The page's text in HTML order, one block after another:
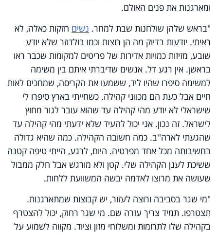
ומארגנות את פנים האולם.
"בראש שלהן שולחנות שבת למחר. נשים חזקות כאלה, לא
ראיתי. יודעות בדיוק מה הן רוצות וכמו בולדוזר שלא יודע
שובע, מזיזות כמויות אדירות של פריטים למקומות שכבר ראו
בראשן. אין רגע דל. אנשים שדיברתי איתם בין משימה
למשימה סיפרו שהיו ליד, ששמעו את הקריסה, שמחכים לאות
חיים אבל כעת הם מכווני קהילה. כשחייתי בארץ סיפרו לי
שישראלי לא יודע מהי קהילה עד שהוא עובר לגור מחוץ
לישראל. זה נכון. אני יכול להעיד שלא ידעתי מהי קהילה עד
שהגעתי לארה''ב. כמה חשובה הקהילה. כמה שהיא גדולה
בחשיבותה מכל אחד מפרטיה. היום, לרגע, הייתי טיפה קטנה
ששיכת לענן הקהילה שלי. קטן ולא מורגש אבל חלק ממבול
שעושה את מרוצו לאדמה יבשה המשוועת ללחות.
"מי שגר בסביבה ורוצה לעזור, יש קבוצות שמתארגנות.
תצטרפו. תמיד צריך עזרה שם. מי שגר רחוק, יכול להצטרף
בקהילה שלו לתרומות ומשלוחי מזון וציוד. מקווה לשמוע על